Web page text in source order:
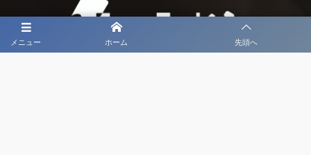
メニュー ホーム 先頭へ